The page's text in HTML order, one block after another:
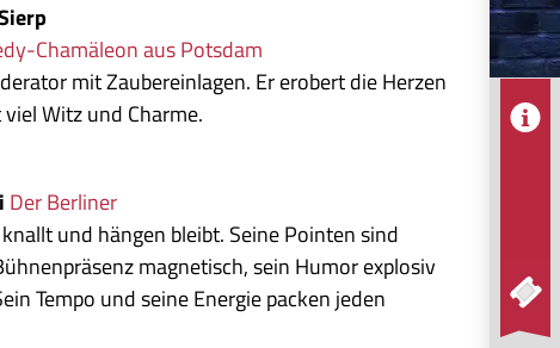
Chamäleon aus Potsdam
mit Zaubereinlagen. Er erobert die Herzen
Witz und Charme.
Der Berliner
und hängen bleibt. Seine Pointen sind
magnetisch, sein Humor explosiv
Tempo und seine Energie packen jeden